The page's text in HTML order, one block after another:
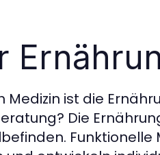
ist die
Die